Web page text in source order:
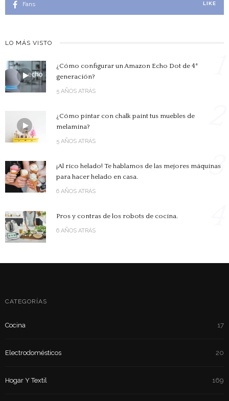
Fans LIKE
LO MÁS VISTO
¿Cómo configurar un Amazon Echo Dot de 4ª
generación?
5 AÑOS ATRÁS
¿Cómo pintar con chalk paint tus muebles de
melamina?
5 AÑOS ATRÁS
¡Al rico helado! Te hablamos de las mejores máquinas
para hacer helado en casa.
6 AÑOS ATRÁS
3
Pros y contras de los robots de cocina.
6 AÑOS ATRÁS
CATEGORÍAS
Cocina 17
Electrodomésticos 20
Hogar Y Textil 169